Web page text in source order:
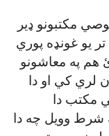
مکتبونو ډير
يو غونډه پوري
په معاشونو
لري کي او دا
مکتب دا
شرط وويل چه دا